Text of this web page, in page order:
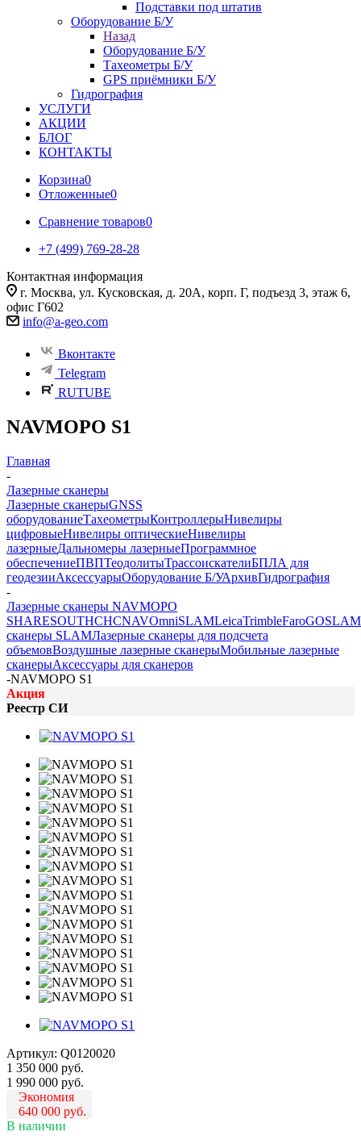
Подставки под штатив
Оборудование Б/У
Назад
Оборудование Б/У
Тахеометры Б/У
GPS приёмники Б/У
Гидрография
УСЛУГИ
АКЦИИ
БЛОГ
КОНТАКТЫ
Корзина0
Отложенные0
Сравнение товаров0
+7 (499) 769-28-28
Контактная информация
г. Москва, ул. Кусковская, д. 20А, корп. Г, подъезд 3, этаж 6,
офис Г602
info@a-geo.com
Вконтакте
Telegram
RUTUBE
NAVMOPO S1
Главная
-
Лазерные сканеры
Лазерные сканерыGNSS
оборудованиеТахеометрыКонтроллерыНивелиры
цифровыеНивелиры оптическиеНивелиры
лазерныеДальномеры лазерныеПрограммное
обеспечениеПВПТеодолитыТрассоискателиБПЛА для
геодезииАксессуарыОборудование Б/УАрхивГидрография
-
Лазерные сканеры NAVMOPO
SHARESOUTHCHCNAVOmniSLAMLeicaTrimbleFaroGOSLAM
сканеры SLAMЛазерные сканеры для подсчета
объемовВоздушные лазерные сканерыМобильные лазерные
сканерыАксессуары для сканеров
-NAVMOPO S1
Акция
Реестр СИ
Артикул: Q0120020
1 350 000 руб.
1 990 000 руб.
Экономия
640 000 руб.
В наличии